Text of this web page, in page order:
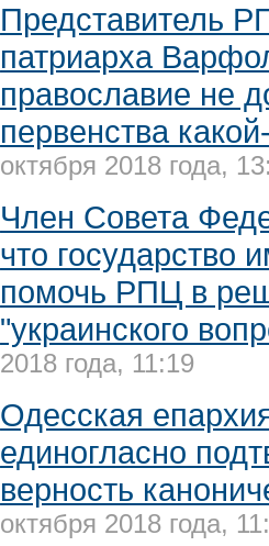
Представитель
патриарха
православие не
первенства
октября 2018 года,
Член Совета
что государство
помочь РПЦ в
"украинского
2018 года, 11:19
Одесская
единогласно
верность
октября 2018 года,